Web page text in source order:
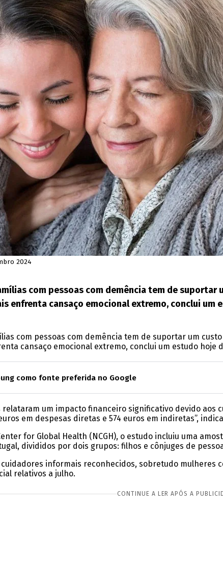
2024
com pessoas com demência tem de suportar
enfrenta cansaço emocional extremo, conclui um
com pessoas com demência tem de suportar um
cansaço emocional extremo, conclui um estudo hoje
como fonte preferida no Google
relataram um impacto financeiro significativo devido aos
em despesas diretas e 574 euros em indiretas”,
for Global Health (NCGH), o estudo incluiu uma
divididos por dois grupos: filhos e cônjuges de
cuidadores informais reconhecidos, sobretudo mulheres
relativos a julho.
CONTINUE A LER APÓS A